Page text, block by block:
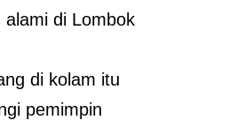
di Lombok
di kolam itu
pemimpin